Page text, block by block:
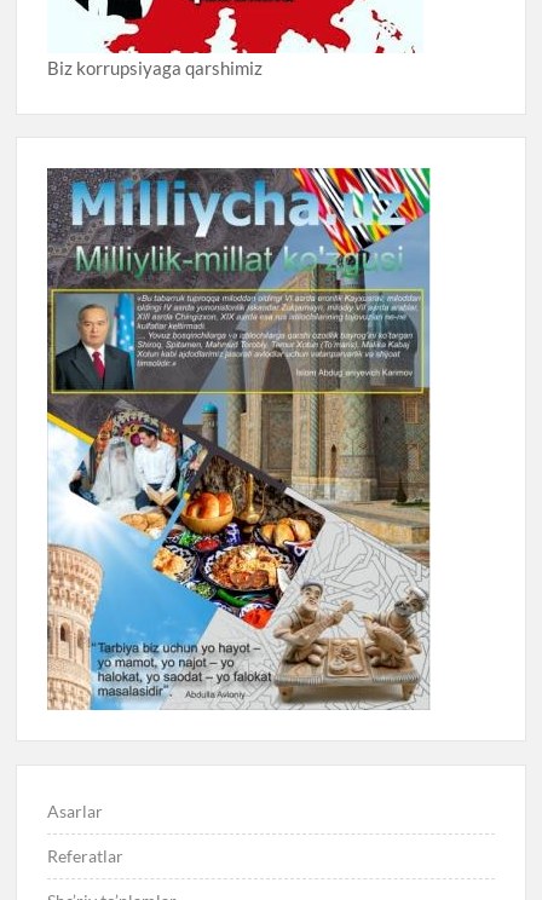
Biz korrupsiyaga qarshimiz
Asarlar
Referatlar